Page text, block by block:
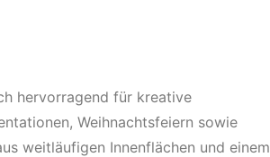
hervorragend für kreative
Weihnachtsfeiern sowie
weitläufigen Innenflächen und einem